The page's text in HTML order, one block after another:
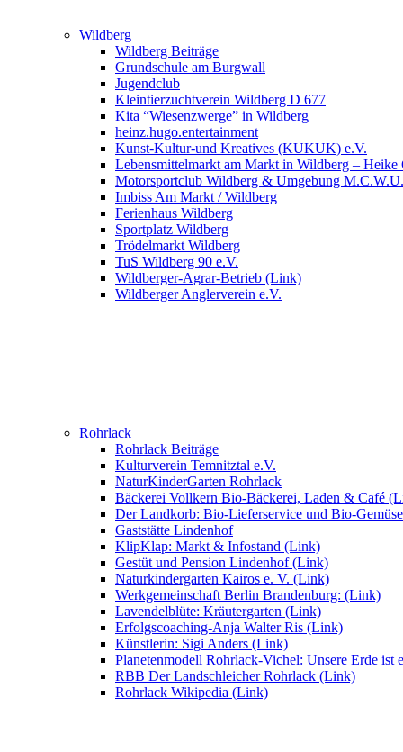
Wildberg
Wildberg Beiträge
Grundschule am Burgwall
Jugendclub
Kleintierzuchtverein Wildberg D 677
Kita “Wiesenzwerge” in Wildberg
heinz.hugo.entertainment
Kunst-Kultur-und Kreatives (KUKUK) e.V.
Lebensmittelmarkt am Markt in Wildberg – Heike
Motorsportclub Wildberg & Umgebung M.C.W.U.
Imbiss Am Markt / Wildberg
Ferienhaus Wildberg
Sportplatz Wildberg
Trödelmarkt Wildberg
TuS Wildberg 90 e.V.
Wildberger-Agrar-Betrieb (Link)
Wildberger Anglerverein e.V.
Rohrlack
Rohrlack Beiträge
Kulturverein Temnitztal e.V.
NaturKinderGarten Rohrlack
Bäckerei Vollkern Bio-Bäckerei, Laden & Café
Der Landkorb: Bio-Lieferservice und Bio-
Gaststätte Lindenhof
KlipKlap: Markt & Infostand (Link)
Gestüt und Pension Lindenhof (Link)
Naturkindergarten Kairos e. V. (Link)
Werkgemeinschaft Berlin Brandenburg: (Link)
Lavendelblüte: Kräutergarten (Link)
Erfolgscoaching-Anja Walter Ris (Link)
Künstlerin: Sigi Anders (Link)
Planetenmodell Rohrlack-Vichel: Unsere Erde ist
RBB Der Landschleicher Rohrlack (Link)
Rohrlack Wikipedia (Link)